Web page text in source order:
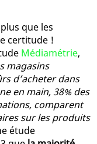
que les
certitude !
Médiamétrie,
magasins
d’acheter dans
en main, 38% des
comparent
sur les produits
étude